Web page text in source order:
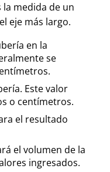
medida de un
eje más largo.
en la
se
Este valor
o centímetros.
el resultado
el volumen de la
ingresados.